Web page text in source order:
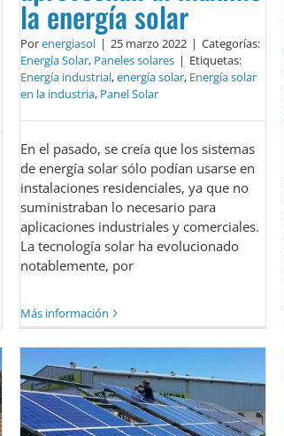
la energía solar
Porenergiasol | 25 marzo 2022 | Categorías:
Energía Solar, Paneles solares | Etiquetas:
Energía industrial,energía solar, Energía solar
en la industria, Panel Solar
En el pasado, se creía que los sistemas
de energía solar sólo podían usarse en
instalaciones residenciales, ya que no
suministraban lo necesario para
aplicaciones industriales y comerciales.
La tecnología solar ha evolucionado
notablemente, por
Más información